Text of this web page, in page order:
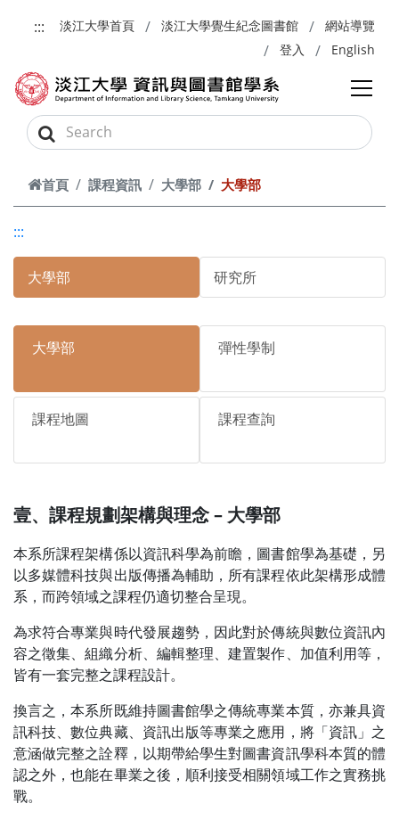
:::
淡江大學首頁 淡江大學覺生紀念圖書館
網站導覽
登入
English
首頁 課程資訊 大學部 大學部
:::
大學部 研究所
大學部 彈性學制
課程地圖 課程查詢
壹、課程規劃架構與理念 – 大學部
本系所課程架構係以資訊科學為前瞻，圖書館學為基礎，另
以多媒體科技與出版傳播為輔助，所有課程依此架構形成體
系，而跨領域之課程仍適切整合呈現。
為求符合專業與時代發展趨勢，因此對於傳統與數位資訊內
容之徵集、組織分析、編輯整理、建置製作、加值利用等，
皆有一套完整之課程設計。
換言之，本系所既維持圖書館學之傳統專業本質，亦兼具資
訊科技、數位典藏、資訊出版等專業之應用，將「資訊」之
意涵做完整之詮釋，以期帶給學生對圖書資訊學科本質的體
認之外，也能在畢業之後，順利接受相關領域工作之實務挑
戰。